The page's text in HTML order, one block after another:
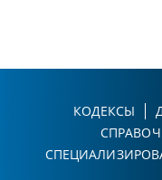
КОДЕКСЫ